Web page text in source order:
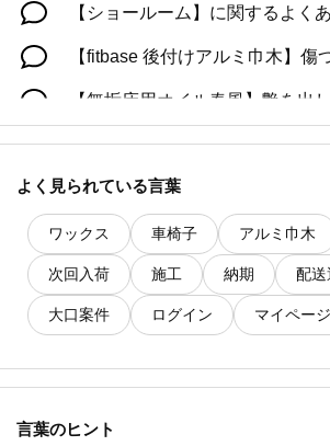
【ショールーム】に関するよく
【fitbase 後付けアルミ巾木】傷
【無垢床用オイル春風】艶を出
【無垢床用オイル春風】防カビ
【モルタライク】車椅子は使用で
よく見られている言葉
ワックス 車椅子 アルミ巾木
次回入荷 施工 納期 配送
大口案件 ログイン マイページ
言葉のヒント